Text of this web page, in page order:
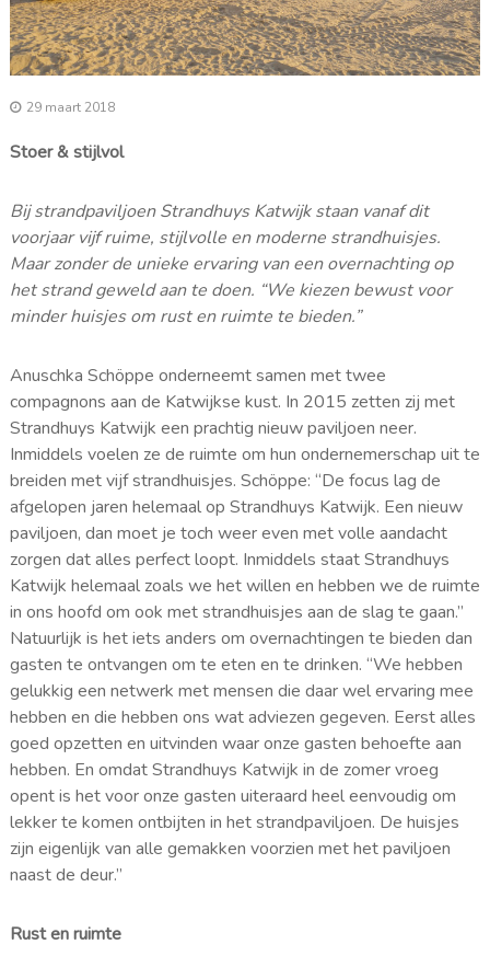
29 maart 2018
Stoer & stijlvol
Bij strandpaviljoen Strandhuys Katwijk staan vanaf dit
voorjaar vijf ruime, stijlvolle en moderne strandhuisjes.
Maar zonder de unieke ervaring van een overnachting op
het strand geweld aan te doen. “We kiezen bewust voor
minder huisjes om rust en ruimte te bieden.”
Anuschka Schöppe onderneemt samen met twee
compagnons aan de Katwijkse kust. In 2015 zetten zij met
Strandhuys Katwijk een prachtig nieuw paviljoen neer.
Inmiddels voelen ze de ruimte om hun ondernemerschap uit te
breiden met vijf strandhuisjes. Schöppe: “De focus lag de
afgelopen jaren helemaal op Strandhuys Katwijk. Een nieuw
paviljoen, dan moet je toch weer even met volle aandacht
zorgen dat alles perfect loopt. Inmiddels staat Strandhuys
Katwijk helemaal zoals we het willen en hebben we de ruimte
in ons hoofd om ook met strandhuisjes aan de slag te gaan.”
Natuurlijk is het iets anders om overnachtingen te bieden dan
gasten te ontvangen om te eten en te drinken. “We hebben
gelukkig een netwerk met mensen die daar wel ervaring mee
hebben en die hebben ons wat adviezen gegeven. Eerst alles
goed opzetten en uitvinden waar onze gasten behoefte aan
hebben. En omdat Strandhuys Katwijk in de zomer vroeg
opent is het voor onze gasten uiteraard heel eenvoudig om
lekker te komen ontbijten in het strandpaviljoen. De huisjes
zijn eigenlijk van alle gemakken voorzien met het paviljoen
naast de deur.”
Rust en ruimte